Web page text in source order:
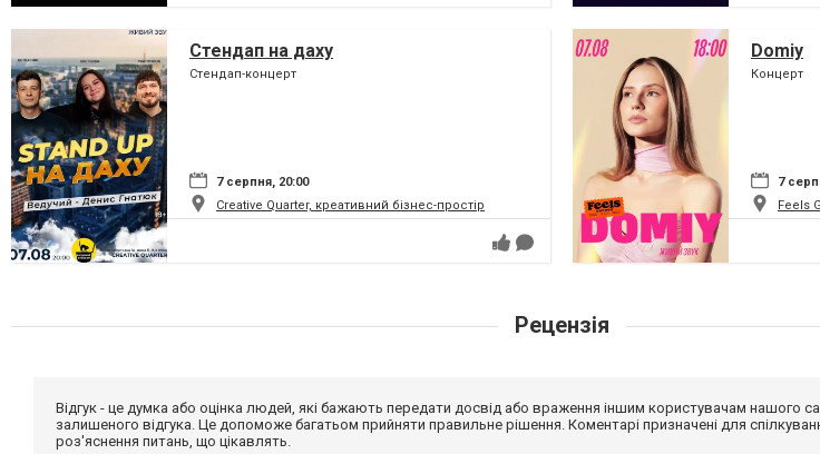
Стендап на даху
Стендап-концерт
7 серпня, 20:00
Creative Quarter, креативний бізнес-простір
Domiy
Концерт
7
Feels
Рецензія
Відгук - це думка або оцінка людей, які бажають передати досвід або враження іншим користувачам нашого
залишеного відгука. Це допоможе багатьом прийняти правильне рішення. Коментарі призначені для
роз'яснення питань, що цікавлять.